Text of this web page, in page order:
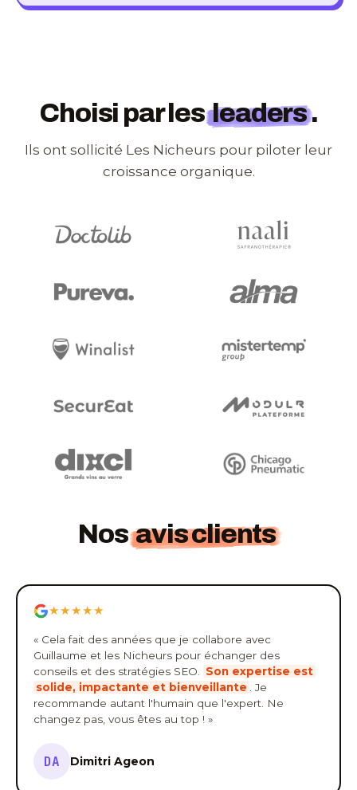
Choisi par lesleaders.
Ils ont sollicité Les Nicheurs pour piloter leur
croissance organique.
Nosavis clients
★★★★★
« Cela fait des années que je collabore avec
Guillaume et les Nicheurs pour échanger des
conseils et des stratégies SEO.
Son expertise est
solide, impactante et bienveillante
. Je
recommande autant l'humain que l'expert. Ne
changez pas, vous êtes au top ! »
DA Dimitri Ageon